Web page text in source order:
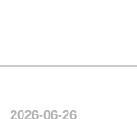
2026-06-26